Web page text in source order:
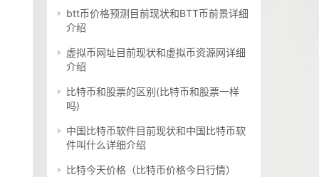
btt币价格预测目前现状和BTT币前景详细
介绍
虚拟币网址目前现状和虚拟币资源网详细
介绍
比特币和股票的区别(比特币和股票一样
吗)
中国比特币软件目前现状和中国比特币软
件叫什么详细介绍
比特今天价格（比特币价格今日行情）